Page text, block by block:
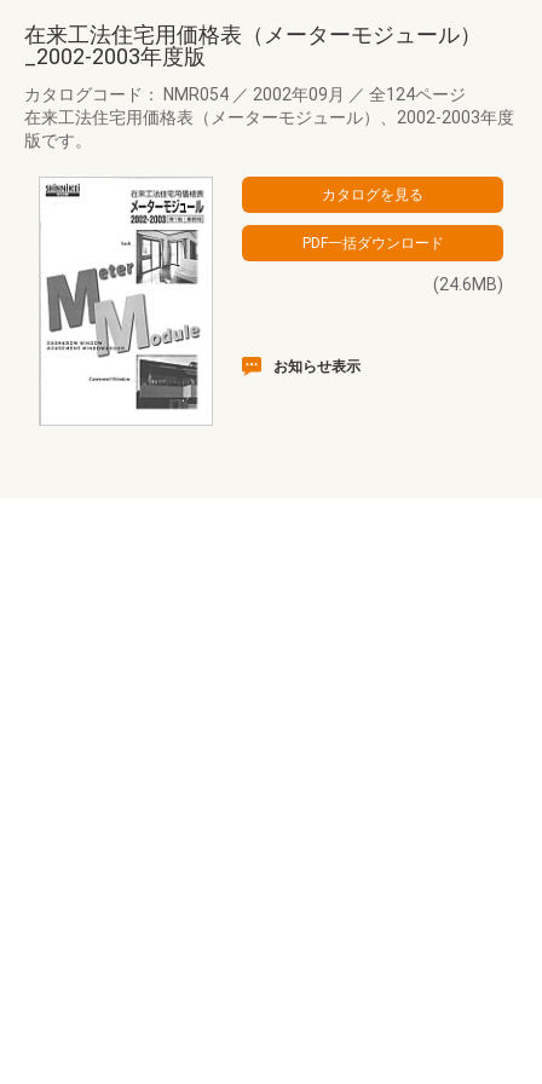
在来工法住宅用価格表（メーターモジュール）
_2002-2003年度版
カタログコード： NMR054 ／ 2002年09月 ／ 全124ページ
在来工法住宅用価格表（メーターモジュール）、2002-2003年度
版です。
(24.6MB)
お知らせ表示